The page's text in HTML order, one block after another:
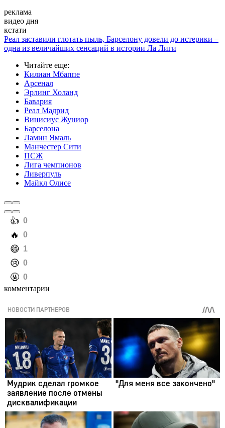
реклама
видео дня
кстати
Реал заставили глотать пыль, Барселону довели до истерики –
одна из величайших сенсаций в истории Ла Лиги
Читайте еще:
Килиан Мбаппе
Арсенал
Эрлинг Холанд
Бавария
Реал Мадрид
Винисиус Жуниор
Барселона
Ламин Ямаль
Манчестер Сити
ПСЖ
Лига чемпионов
Ливерпуль
Майкл Олисе
️👍 0
️🔥 0
️😄 1
️😢 0
️🤬 0
комментарии